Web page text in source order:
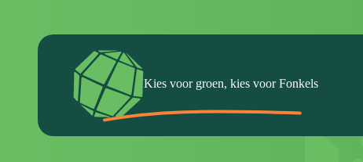
Kies voor groen, kies voor Fonkels